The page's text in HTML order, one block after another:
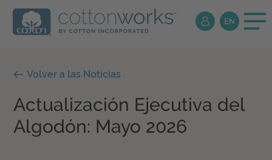
Volver a las Noticias
Actualización Ejecutiva del
Algodón: Mayo 2026